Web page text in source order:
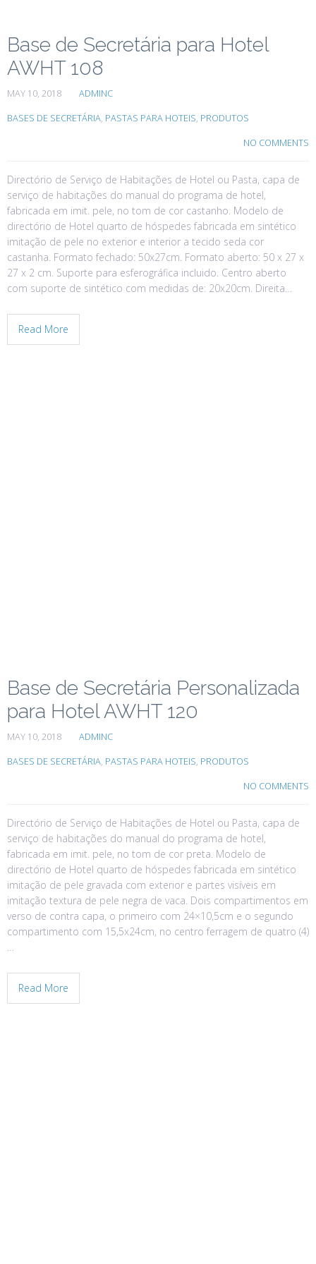
Base de Secretária para Hotel
AWHT 108
MAY 10, 2018 ADMINC
BASES DE SECRETÁRIA, PASTAS PARA HOTEIS, PRODUTOS
NO COMMENTS
Directório de Serviço de Habitações de Hotel ou Pasta, capa de
serviço de habitações do manual do programa de hotel,
fabricada em imit. pele, no tom de cor castanho. Modelo de
directório de Hotel quarto de hóspedes fabricada em sintético
imitação de pele no exterior e interior a tecido seda cor
castanha. Formato fechado: 50x27cm. Formato aberto: 50 x 27 x
27 x 2 cm. Suporte para esferográfica incluido. Centro aberto
com suporte de sintético com medidas de: 20x20cm. Direita…
Read More
Base de Secretária Personalizada
para Hotel AWHT 120
MAY 10, 2018 ADMINC
BASES DE SECRETÁRIA, PASTAS PARA HOTEIS, PRODUTOS
NO COMMENTS
Directório de Serviço de Habitações de Hotel ou Pasta, capa de
serviço de habitações do manual do programa de hotel,
fabricada em imit. pele, no tom de cor preta. Modelo de
directório de Hotel quarto de hóspedes fabricada em sintético
imitação de pele gravada com exterior e partes visíveis em
imitação textura de pele negra de vaca. Dois compartimentos em
verso de contra capa, o primeiro com 24×10,5cm e o segundo
compartimento com 15,5x24cm, no centro ferragem de quatro (4)
…
Read More